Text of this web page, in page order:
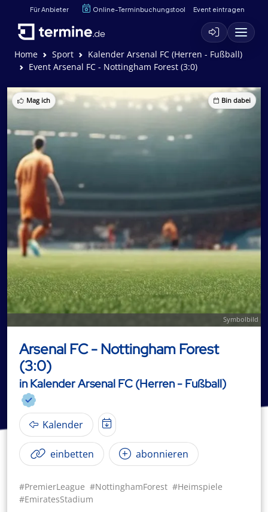
Für Anbieter Online-Terminbuchungstool Event eintragen
Home Sport
Kalender Arsenal FC (Herren - Fußball)
Event Arsenal FC - Nottingham Forest (3:0)
Mag ich Bin dabei
Symbolbild
Arsenal FC - Nottingham Forest
(3:0)
in Kalender Arsenal FC (Herren - Fußball)
Kalender
einbetten abonnieren
#PremierLeague #NottinghamForest #Heimspiele
#EmiratesStadium